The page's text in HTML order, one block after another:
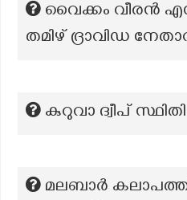
വൈക്കം വീരൻ
തമിഴ് ദ്രാവിഡ
കുറുവാ ദ്വീപ്
മലബാർ